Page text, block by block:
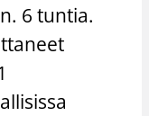
6 tuntia.